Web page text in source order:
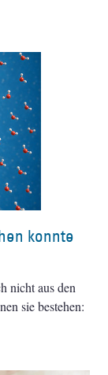
konnte
nicht aus den
sie bestehen: